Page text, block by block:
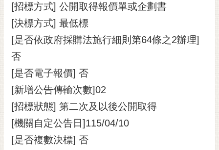
網
站
資
料
開
放
宣
告
市
府
交
通
[招標方式] 公開取得報價單或企劃書
[決標方式] 最低標
[是否依政府採購法施行細則第64條之2辦理]
否
[是否電子報價] 否
[新增公告傳輸次數]02
[招標狀態] 第二次及以後公開取得
[機關自定公告日]115/04/10
[是否複數決標] 否